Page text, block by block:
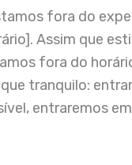
fora do
Assim que
fora do
tranquilo:
entraremos